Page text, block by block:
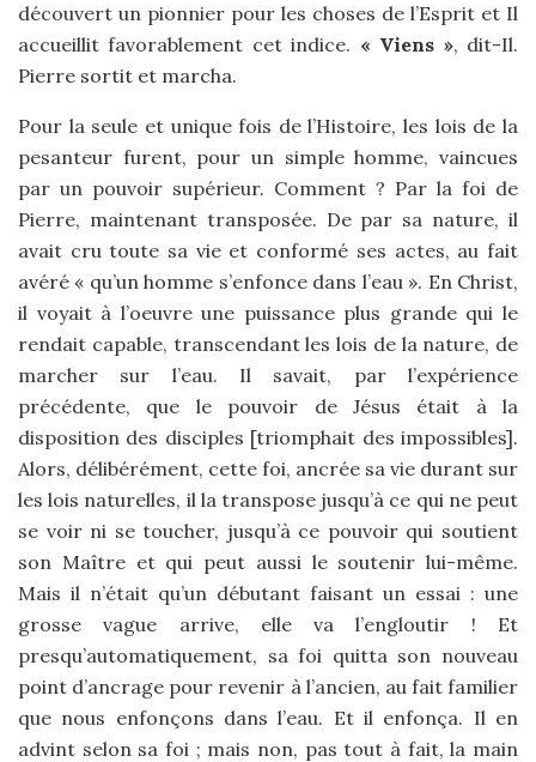
découvert un pionnier pour les choses de l’Esprit et Il
accueillit favorablement cet indice. « Viens », dit-Il.
Pierre sortit et marcha.
Pour la seule et unique fois de l’Histoire, les lois de la
pesanteur furent, pour un simple homme, vaincues
par un pouvoir supérieur. Comment ? Par la foi de
Pierre, maintenant transposée. De par sa nature, il
avait cru toute sa vie et conformé ses actes, au fait
avéré « qu’un homme s’enfonce dans l’eau ». En Christ,
il voyait à l’oeuvre une puissance plus grande qui le
rendait capable, transcendant les lois de la nature, de
marcher sur l’eau. Il savait, par l’expérience
précédente, que le pouvoir de Jésus était à la
disposition des disciples [triomphait des impossibles].
Alors, délibérément, cette foi, ancrée sa vie durant sur
les lois naturelles, il la transpose jusqu’à ce qui ne peut
se voir ni se toucher, jusqu’à ce pouvoir qui soutient
son Maître et qui peut aussi le soutenir lui-même.
Mais il n’était qu’un débutant faisant un essai : une
grosse vague arrive, elle va l’engloutir ! Et
presqu’automatiquement, sa foi quitta son nouveau
point d’ancrage pour revenir à l’ancien, au fait familier
que nous enfonçons dans l’eau. Et il enfonça. Il en
advint selon sa foi ; mais non, pas tout à fait, la main